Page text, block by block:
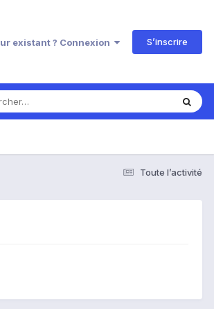
existant ? Connexion S’inscrire
Toute l’activité